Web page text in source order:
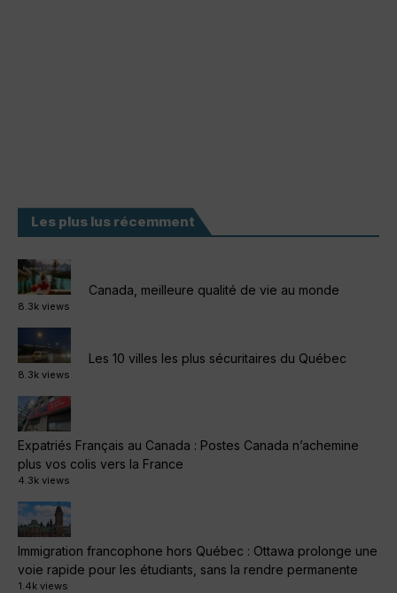
Les plus lus récemment
Canada, meilleure qualité de vie au monde
8.3k views
Les 10 villes les plus sécuritaires du Québec
8.3k views
Expatriés Français au Canada : Postes Canada n’achemine
plus vos colis vers la France
4.3k views
Immigration francophone hors Québec : Ottawa prolonge une
voie rapide pour les étudiants, sans la rendre permanente
1.4k views